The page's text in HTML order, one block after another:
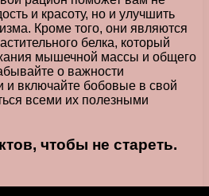
и красоту, но и улучшить
Кроме того, они являются
белка, который
мышечной массы и общего
о важности
и включайте бобовые в свой
всеми их полезными
чтобы не стареть.